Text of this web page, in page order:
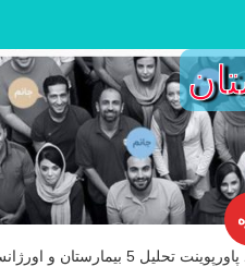
تحلیل 5 بیمارستان و اورژانس